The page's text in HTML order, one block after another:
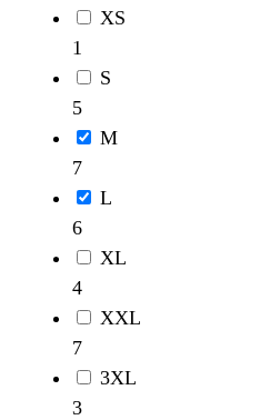
XS
1
S
5
M
7
L
6
XL
4
XXL
7
3XL
3